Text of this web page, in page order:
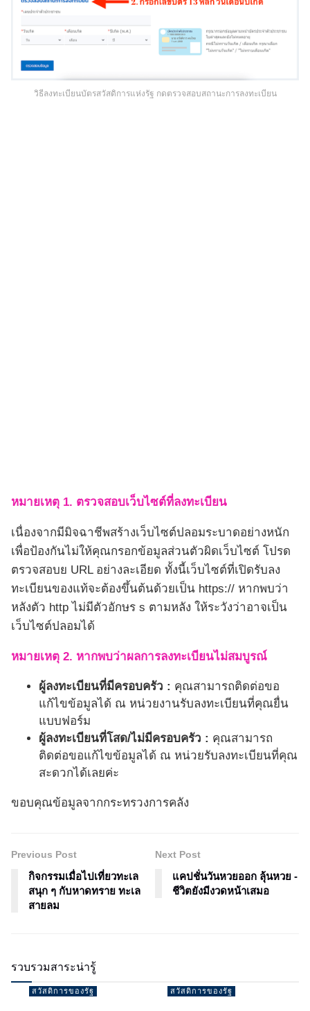
วิธีลงทะเบียนบัตรสวัสดิการแห่งรัฐ กดตรวจสอบสถานะการลงทะเบียน
หมายเหตุ 1. ตรวจสอบเว็บไซต์ที่ลงทะเบียน
เนื่องจากมีมิจฉาชีพสร้างเว็บไซต์ปลอมระบาดอย่างหนัก
เพื่อป้องกันไม่ให้คุณกรอกข้อมูลส่วนตัวผิดเว็บไซต์ โปรด
ตรวจสอบย URL อย่างละเอียด ทั้งนี้เว็บไซต์ที่เปิดรับลง
ทะเบียนของแท้จะต้องขึ้นต้นด้วยเป็น https:// หากพบว่า
หลังตัว http ไม่มีตัวอักษร s ตามหลัง ให้ระวังว่าอาจเป็น
เว็บไซต์ปลอมได้
หมายเหตุ 2. หากพบว่าผลการลงทะเบียนไม่สมบูรณ์
ผู้ลงทะเบียนที่มีครอบครัว : คุณสามารถติดต่อขอ
แก้ไขข้อมูลได้ ณ หน่วยงานรับลงทะเบียนที่คุณยื่น
แบบฟอร์ม
ผู้ลงทะเบียนที่โสด/ไม่มีครอบครัว : คุณสามารถ
ติดต่อขอแก้ไขข้อมูลได้ ณ หน่วยรับลงทะเบียนที่คุณ
สะดวกได้เลยค่ะ
ขอบคุณข้อมูลจากกระทรวงการคลัง
Previous Post
กิจกรรมเมื่อไปเที่ยวทะเล
สนุก ๆ กับหาดทราย ทะเล
สายลม
Next Post
แคปชั่นวันหวยออก ลุ้นหวย -
ชีวิตยังมีงวดหน้าเสมอ
รวบรวมสาระน่ารู้
สวัสดิการของรัฐ สวัสดิการของรัฐ